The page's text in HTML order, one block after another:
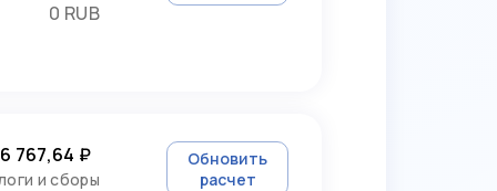
0 RUB
767,64 ₽
и сборы
Обновить
расчет